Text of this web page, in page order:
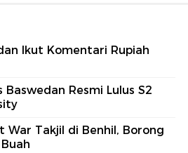
Ikut Komentari Rupiah
Resmi Lulus S2
War Takjil di Benhil, Borong